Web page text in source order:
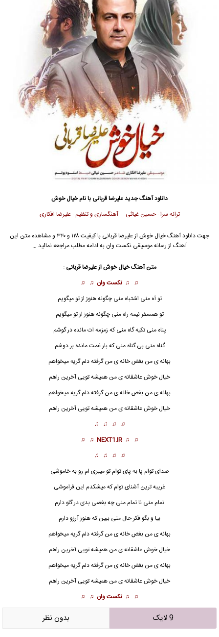
دانلود آهنگ جدیدعلیرضا قربانی با نام خیال خوش
ترانه سرا : حسین غیاثی آهنگسازی و تنظیم : علیرضا افکاری
جهت دانلود آهنگ خیال خوش ازعلیرضا قربانی
با کیفیت ۱۲۸ و ۳۲۰ و مشاهده متن این
آهنگ از رسانه موسیقی نکست وان به ادامه مطلب مراجعه نمائید …
متن آهنگ خیال خوش ازعلیرضا قربانی :
♫ ♫ نکست وان ♫ ♫
تو آه منی اشتباه منی چگونه هنوز از تو میگویم
تو همسفر نیمه راه منی چگونه هنوز از تو میگویم
پناه منی تکیه گاه منی که زمزمه ات مانده در گوشم
گناه منی بی گناه منی که بار غمت مانده بر دوشم
بهانه ی من بغض خانه ی من گرفته دلم گریه میخواهم
خیال خوشعاشقانه ی من همیشه تویی آخرین راهم
بهانه ی من بغض خانه ی من گرفته دلم گریه میخواهم
خیال خوش عاشقانه ی من همیشه تویی آخرین راهم
♫ ♫ ♫ ♫
♫ ♫
NEXT1.IR
♫ ♫
♫ ♫ ♫ ♫
صدای توام پا به پای توام تو میبری ام رو به خاموشی
غریبه ترین آشنای توام که میشکدم این فراموشی
تمام منی نا تمام منی چه بغضی بدی در گلو دارم
بیا و بگو فکر حال منی ببین که هنوز آرزو دارم
بهانه ی من بغض خانه ی من گرفته دلم گریه میخواهم
خیال خوشعاشقانه ی من همیشه تویی آخرین راهم
بهانه ی من بغض خانه ی من گرفته دلم گریه میخواهم
خیال خوش عاشقانه ی من همیشه تویی آخرین راهم
♫ ♫ نکست وان ♫ ♫
9 لایک بدون نظر